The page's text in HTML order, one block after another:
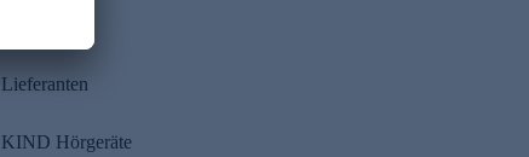
Lieferanten
KIND Hörgeräte